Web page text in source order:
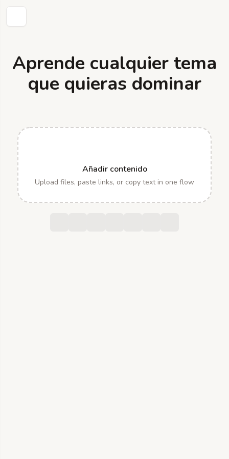
Aprende cualquier tema
que quieras dominar
Añadir contenido
Upload files, paste links, or copy text in one flow